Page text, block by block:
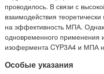
проводилось. В связи с
взаимодействия
на эффективность МПА.
одновременного применения
изофермента CYP3А4 и МПА
Особые указания